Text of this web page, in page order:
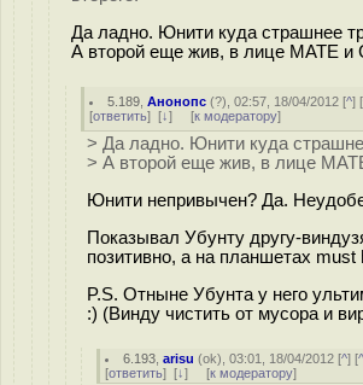
Да ладно. Юнити куда страшнее
А второй еще жив, в лице MATE и
5.189 ,Анонопс (?), 02:57, 18/04/2012 [^] [
[ответить] [↓] [к модератору]
> Да ладно. Юнити куда
> А второй еще жив, в лице
Юнити непривычен? Да.
Показывал Убунту другу-
позитивно, а на планшетах must
P.S. Отныне Убунта у него
:) (Винду чистить от мусора и
6.193 ,arisu (ok), 03:01, 18/04/2012 [^] [
[ответить] [↓] [к модератору]